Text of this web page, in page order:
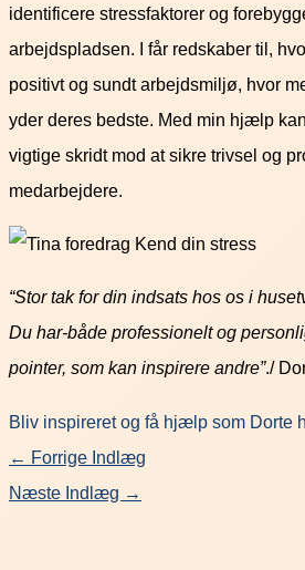
identificere stressfaktorer og
arbejdspladsen. I får redskaber til,
positivt og sundt arbejdsmiljø, hvor
yder deres bedste. Med min hjælp
vigtige skridt mod at sikre trivsel og
medarbejdere.
“Stor tak for din indsats hos os i
Du har-både professionelt og
pointer, som kan inspirere andre”./
Bliv inspireret og få hjælp som Dorte
← Forrige Indlæg
Næste Indlæg →